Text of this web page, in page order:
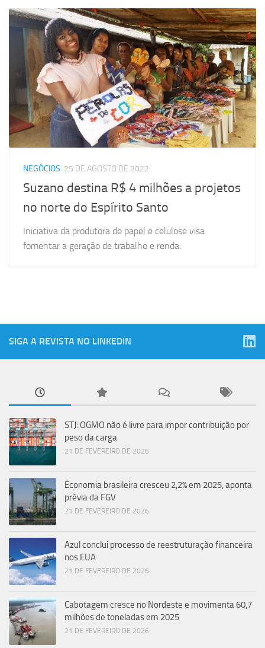
NEGÓCIOS 25 DE AGOSTO DE 2022
Suzano destina R$ 4 milhões a projetos
no norte do Espírito Santo
Iniciativa da produtora de papel e celulose visa
fomentar a geração de trabalho e renda.
SIGA A REVISTA NO LINKEDIN
STJ: OGMO não é livre para impor contribuição por
peso da carga
21 DE FEVEREIRO DE 2026
Economia brasileira cresceu 2,2% em 2025, aponta
prévia da FGV
21 DE FEVEREIRO DE 2026
Azul conclui processo de reestruturação financeira
nos EUA
21 DE FEVEREIRO DE 2026
Cabotagem cresce no Nordeste e movimenta 60,7
milhões de toneladas em 2025
21 DE FEVEREIRO DE 2026